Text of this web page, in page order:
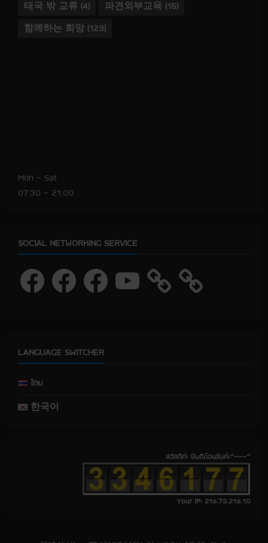
태국 밖 교류 (4) 파견외부교육 (15)
함께하는 희망 (123)
Mon – Sat
07.30 – 21.00
SOCIAL NETWORKING SERVICE
a
a
a
Y
u
LANGUAGE SWITCHER
ไทย
한국어
สวัสดีค่ะ ยินดีต้อนรับค่ะ^---^
Your IP: 216.73.216.10